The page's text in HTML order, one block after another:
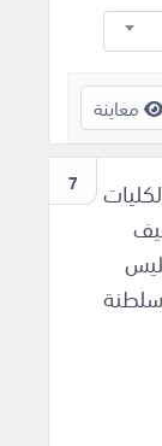
معاينة
7
سلطنة